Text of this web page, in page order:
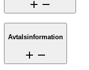
Avtalsinformation